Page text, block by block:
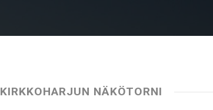
KIRKKOHARJUN NÄKÖTORNI